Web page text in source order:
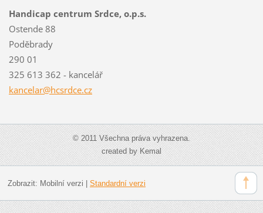
Handicap centrum Srdce, o.p.s.
Ostende 88
Poděbrady
290 01
325 613 362 - kancelář
kancelar@hcsrdce.cz
© 2011 Všechna práva vyhrazena.
created by Kemal
Zobrazit: Mobilní verzi Standardní verzi